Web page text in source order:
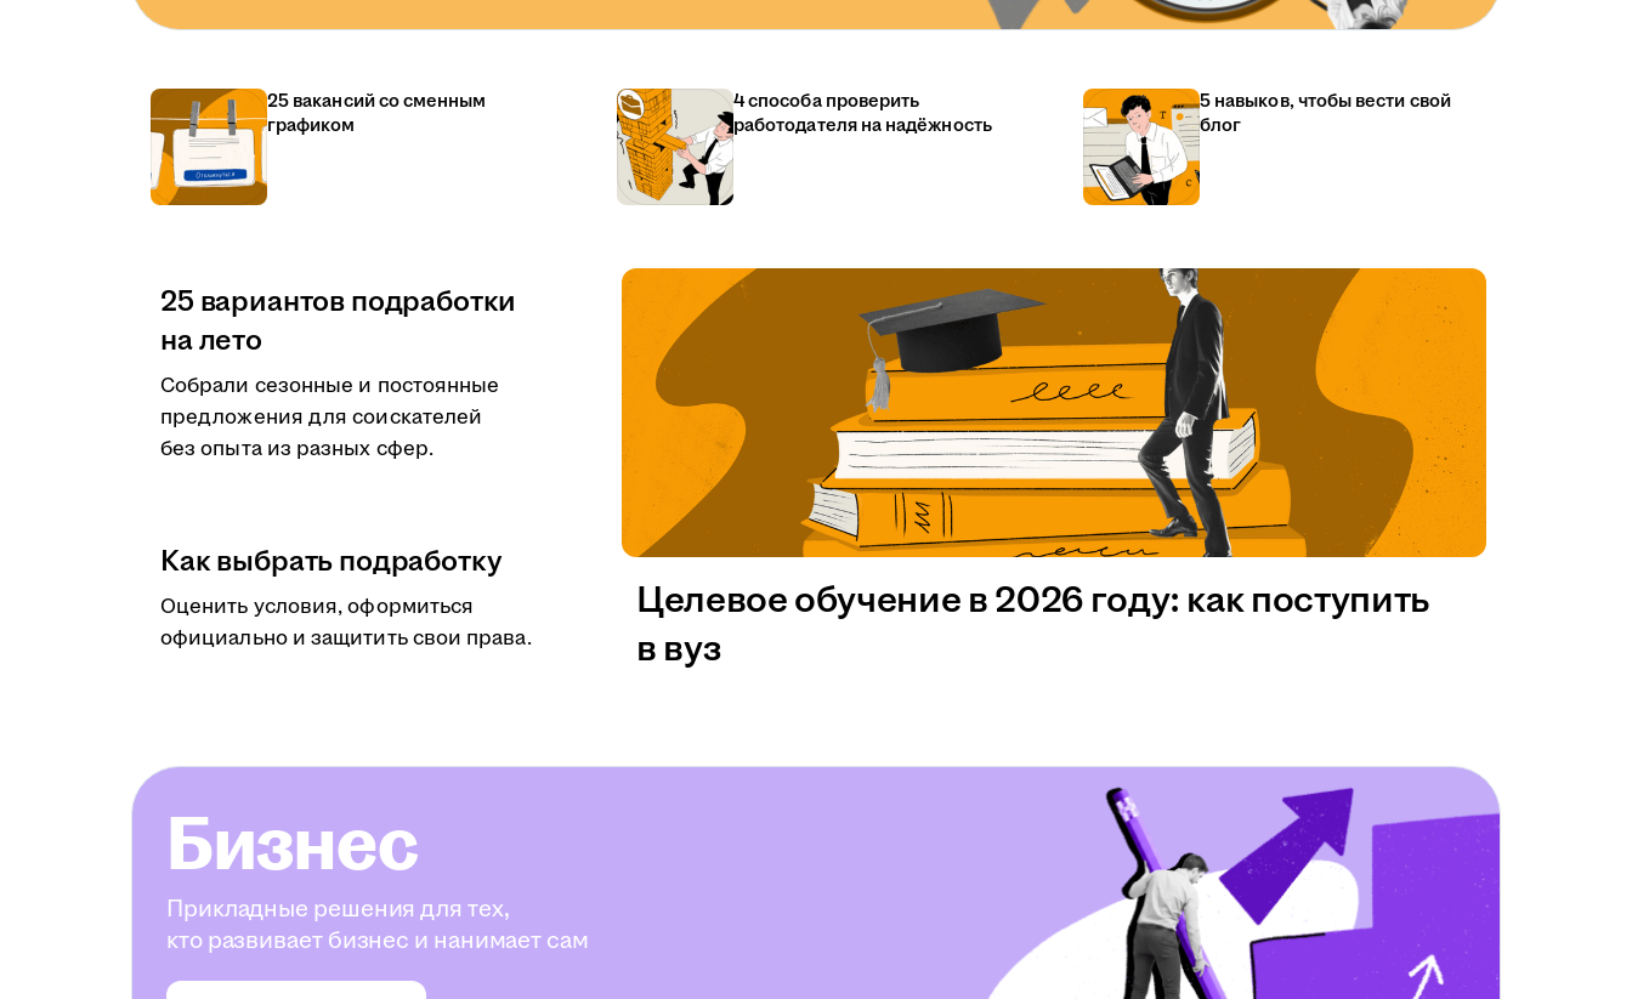
25 вакансий со сменным
графиком
4 способа проверить
работодателя на надёжность
5 навыков, чтобы вести свой
блог
25 вариантов подработки
на лето
Собрали сезонные и постоянные
предложения для соискателей
без опыта из разных сфер.
Как выбрать подработку
Оценить условия, оформиться
официально и защитить свои права.
Целевое обучение в 2026 году: как поступить
в вуз
Бизнес
Прикладные решения для тех,
кто развивает бизнес и нанимает сам